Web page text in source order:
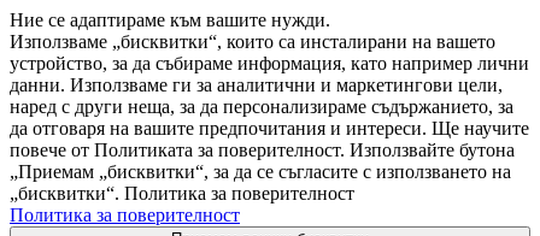
Ние се адаптираме към вашите нужди.
Използваме „бисквитки“, които са инсталирани на вашето
устройство, за да събираме информация, като например лични
данни. Използваме ги за аналитични и маркетингови цели,
наред с други неща, за да персонализираме съдържанието, за
да отговаря на вашите предпочитания и интереси. Ще научите
повече от Политиката за поверителност. Използвайте бутона
„Приемам „бисквитки“, за да се съгласите с използването на
„бисквитки“. Политика за поверителност
Политика за поверителност